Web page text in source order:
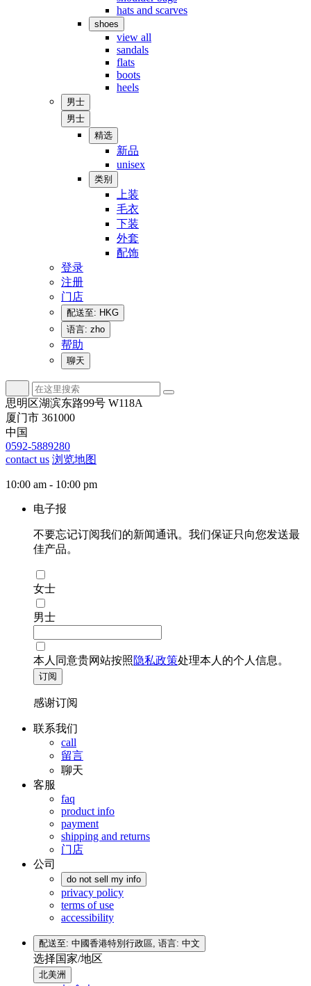
hats and scarves
shoes
view all
sandals
flats
boots
heels
男士
男士
精选
新品
unisex
类别
上装
毛衣
下装
外套
配饰
登录
注册
门店
配送至: HKG
语言: zho
帮助
聊天
思明区湖滨东路99号 W118A
厦门市 361000
中国
0592-5889280
contact us 浏览地图
10:00 am - 10:00 pm
电子报
不要忘记订阅我们的新闻通讯。我们保证只向您发送最
佳产品。
女士
男士
本人同意贵网站按照隐私政策处理本人的个人信息。
订阅
感谢订阅
联系我们
call
留言
聊天
客服
faq
product info
payment
shipping and returns
门店
公司
do not sell my info
privacy policy
terms of use
accessibility
配送至: 中國香港特別行政區, 语言: 中文
选择国家/地区
北美洲